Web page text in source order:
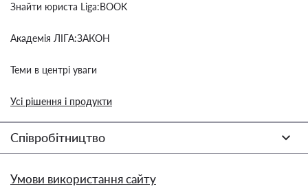
Знайти юриста Liga:BOOK
Академія ЛІГА:ЗАКОН
Теми в центрі уваги
Усі рішення і продукти
Співробітництво
Умови використання сайту